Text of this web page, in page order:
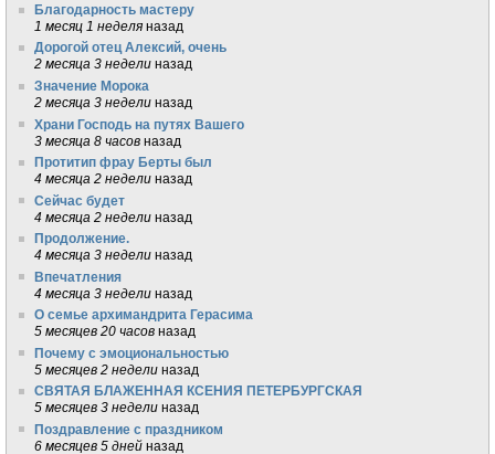
Благодарность мастеру
1 месяц 1 неделя назад
Дорогой отец Алексий, очень
2 месяца 3 недели назад
Значение Морока
2 месяца 3 недели назад
Храни Господь на путях Вашего
3 месяца 8 часов назад
Протитип фрау Берты был
4 месяца 2 недели назад
Сейчас будет
4 месяца 2 недели назад
Продолжение.
4 месяца 3 недели назад
Впечатления
4 месяца 3 недели назад
О семье архимандрита Герасима
5 месяцев 20 часов назад
Почему с эмоциональностью
5 месяцев 2 недели назад
СВЯТАЯ БЛАЖЕННАЯ КСЕНИЯ ПЕТЕРБУРГСКАЯ
5 месяцев 3 недели назад
Поздравление с праздником
6 месяцев 5 дней назад